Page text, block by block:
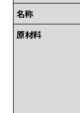
名称
原材料